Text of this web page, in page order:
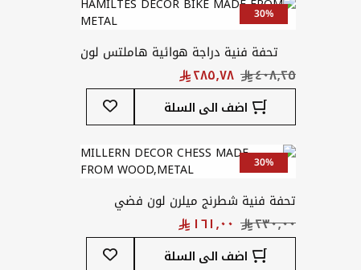
30%
تحفة فنية دراجة هوائية هاملتس لون
اضف الى السلة أضف
إلى
قائمة
المفضلة
30%
تحفة فنية شطرنج ميلرن لون فضي
اضف الى السلة أضف
إلى